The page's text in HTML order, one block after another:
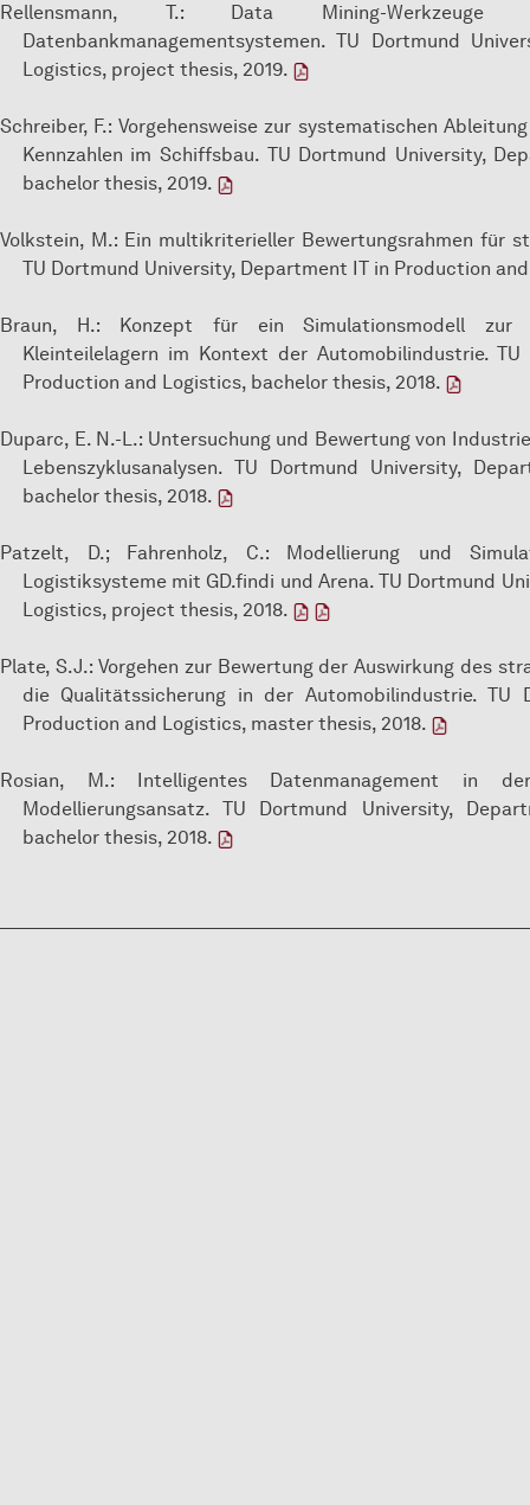
Rellensmann, T.: Data Mining-
Datenbankmanagementsystemen. TU Dortmund
Logistics, project thesis, 2019.
Schreiber, F.: Vorgehensweise zur systematischen
Kennzahlen im Schiffsbau. TU Dortmund University,
bachelor thesis, 2019.
Volkstein, M.: Ein multikriterieller Bewertungsrahmen für
TU Dortmund University, Department IT in Production
Braun, H.: Konzept für ein Simulationsmodell zur
Kleinteilelagern im Kontext der Automobilindustrie.
Production and Logistics, bachelor thesis, 2018.
Duparc, E. N.-L.: Untersuchung und Bewertung von
Lebenszyklusanalysen. TU Dortmund University,
bachelor thesis, 2018.
Patzelt, D.; Fahrenholz, C.: Modellierung und
Logistiksysteme mit GD.findi und Arena. TU Dortmund
Logistics, project thesis, 2018.
Plate, S.J.: Vorgehen zur Bewertung der Auswirkung des
die Qualitätssicherung in der Automobilindustrie. TU
Production and Logistics, master thesis, 2018.
Rosian, M.: Intelligentes Datenmanagement in
Modellierungsansatz. TU Dortmund University,
bachelor thesis, 2018.